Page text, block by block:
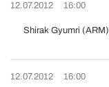
12.07.2012 16:00
Shirak Gyumri (ARM)
12.07.2012 16:00